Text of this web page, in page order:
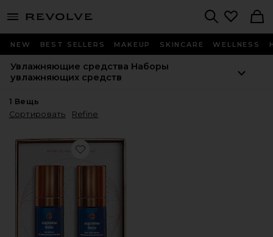
menu - shows more content
NEW BEST SELLERS MAKEUP SKINCARE WELLNESS
Увлажняющие средства Наборы
увлажняющих средств
1 Вещь
Сортировать
Refine
Favorite НАБОР ДЛЯ УВЛАЖНЕНИЯ DISCOVERY